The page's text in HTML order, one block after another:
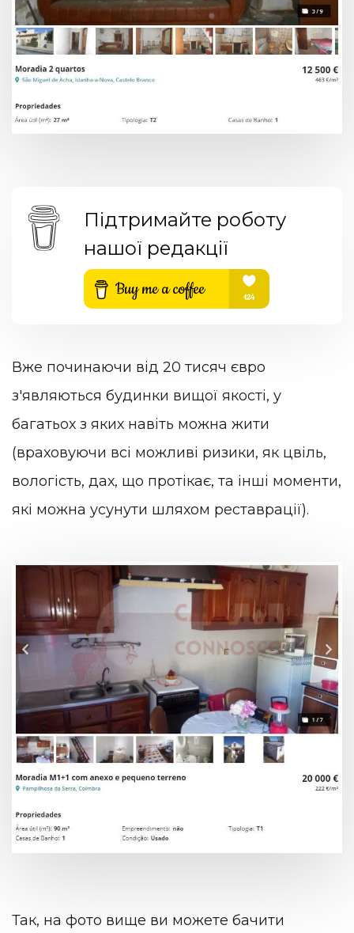
Підтримайте роботу
нашої редакції
Вже починаючи від 20 тисяч євро
з'являються будинки вищої якості, у
багатьох з яких навіть можна жити
(враховуючи всі можливі ризики, як цвіль,
вологість, дах, що протікає, та інші моменти,
які можна усунути шляхом реставрації).
Так, на фото вище ви можете бачити